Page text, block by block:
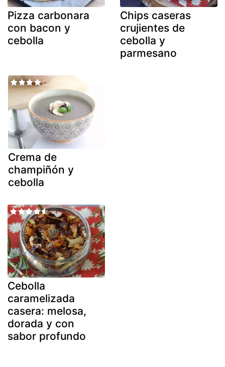
Pizza carbonara
con bacon y
cebolla
Chips caseras
crujientes de
cebolla y
parmesano
Crema de
champiñón y
cebolla
Cebolla
caramelizada
casera: melosa,
dorada y con
sabor profundo